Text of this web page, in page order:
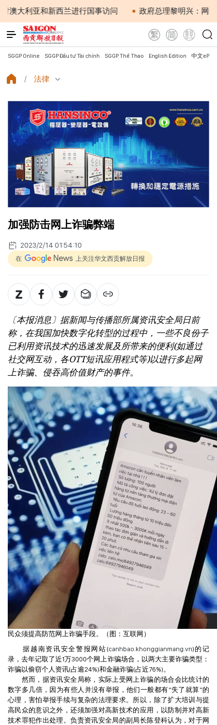
西兰进行国事访问 政府总理黎明兴：网络安全必须做
SGGP Online SGGP Đầu tư Tài chính SGGP Thể Thao English Edition 中文
法律
加强防击网上诈骗弊端
2023/2/14 01:54:10
在 上关注华文西贡解放日报
〔本报消息〕据新闻与传播部所属资讯安全局日前
称，在我国加快数字化转型的过程中，一些不良份子
已利用资讯技术的迅速发展及所带来的便利(如通过
社交网互动，各OTT短讯应用程式等)以进行多起网
上诈骗、侵吞高价值财产的事件。
民众须提高防范网上诈骗手段。（图：互联网）
据越南资讯安全警报网站(canhbao.khonggianmang.vn)的记
录，去年记取了近1万3000个网上诈骗场合，以两大主要诈骗类型：
诈骗以偷窃个人资讯(占逾24%)和金融诈骗(占近76%)。
然而，据资讯安全局称，实际上受网上诈骗的场合会比统计的
数字多几倍，因为有些人并没有举报，他们一般都有“失了就算”的
心理，害怕举报手续与复杂的法理要求。所以，除了扩大培训与提
高民众的意识之外，还须加强对高新技术的应用，以防制并对高新
技术罪犯作出处理。负责资讯安全局的副局长陈登科认为，对于网